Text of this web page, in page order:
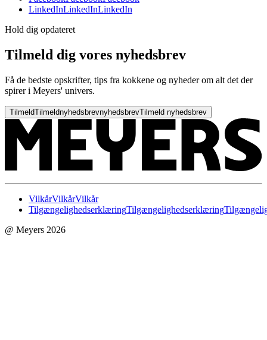
LinkedInLinkedInLinkedIn
Hold dig opdateret
Tilmeld dig vores nyhedsbrev
Få de bedste opskrifter, tips fra kokkene og nyheder om alt det der
spirer i Meyers' univers.
TilmeldTilmeldnyhedsbrevnyhedsbrevTilmeld nyhedsbrev
VilkårVilkårVilkår
TilgængelighedserklæringTilgængelighedserklæring
@ Meyers 2026